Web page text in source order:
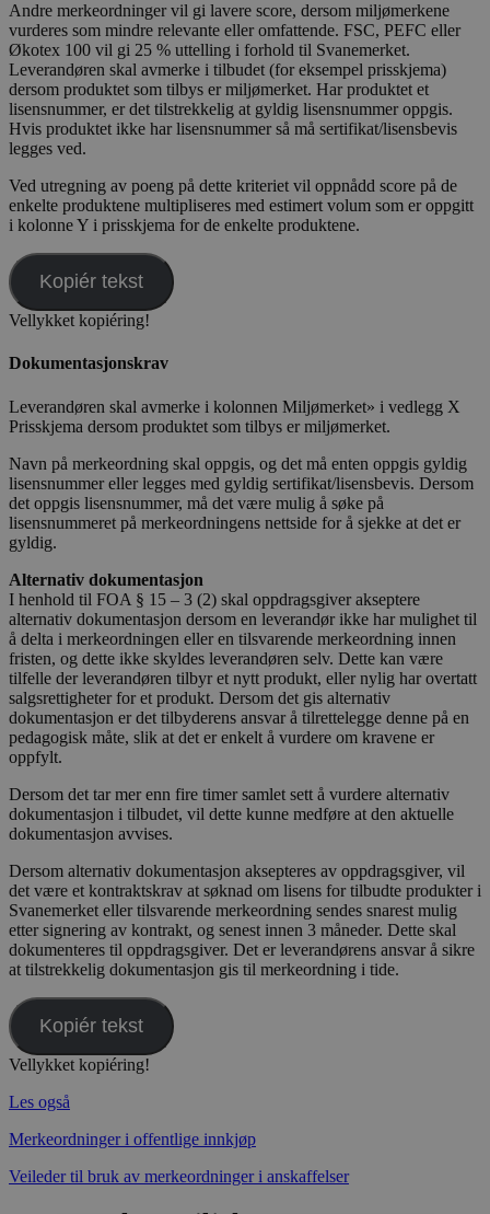
Andre merkeordninger vil gi lavere score, dersom miljømerkene
vurderes som mindre relevante eller omfattende. FSC, PEFC eller
Økotex 100 vil gi 25 % uttelling i forhold til Svanemerket.
Leverandøren skal avmerke i tilbudet (for eksempel prisskjema)
dersom produktet som tilbys er miljømerket. Har produktet et
lisensnummer, er det tilstrekkelig at gyldig lisensnummer oppgis.
Hvis produktet ikke har lisensnummer så må sertifikat/lisensbevis
legges ved.
Ved utregning av poeng på dette kriteriet vil oppnådd score på de
enkelte produktene multipliseres med estimert volum som er oppgitt
i kolonne Y i prisskjema for de enkelte produktene.
Kopiér tekst
Vellykket kopiéring!
Dokumentasjonskrav
Leverandøren skal avmerke i kolonnen Miljømerket» i vedlegg X
Prisskjema dersom produktet som tilbys er miljømerket.
Navn på merkeordning skal oppgis, og det må enten oppgis gyldig
lisensnummer eller legges med gyldig sertifikat/lisensbevis. Dersom
det oppgis lisensnummer, må det være mulig å søke på
lisensnummeret på merkeordningens nettside for å sjekke at det er
gyldig.
Alternativ dokumentasjon
I henhold til FOA § 15 – 3 (2) skal oppdragsgiver akseptere
alternativ dokumentasjon dersom en leverandør ikke har mulighet til
å delta i merkeordningen eller en tilsvarende merkeordning innen
fristen, og dette ikke skyldes leverandøren selv. Dette kan være
tilfelle der leverandøren tilbyr et nytt produkt, eller nylig har overtatt
salgsrettigheter for et produkt. Dersom det gis alternativ
dokumentasjon er det tilbyderens ansvar å tilrettelegge denne på en
pedagogisk måte, slik at det er enkelt å vurdere om kravene er
oppfylt.
Dersom det tar mer enn fire timer samlet sett å vurdere alternativ
dokumentasjon i tilbudet, vil dette kunne medføre at den aktuelle
dokumentasjon avvises.
Dersom alternativ dokumentasjon aksepteres av oppdragsgiver, vil
det være et kontraktskrav at søknad om lisens for tilbudte produkter i
Svanemerket eller tilsvarende merkeordning sendes snarest mulig
etter signering av kontrakt, og senest innen 3 måneder. Dette skal
dokumenteres til oppdragsgiver. Det er leverandørens ansvar å sikre
at tilstrekkelig dokumentasjon gis til merkeordning i tide.
Kopiér tekst
Vellykket kopiéring!
Les også
Merkeordninger i offentlige innkjøp
Veileder til bruk av merkeordninger i anskaffelser